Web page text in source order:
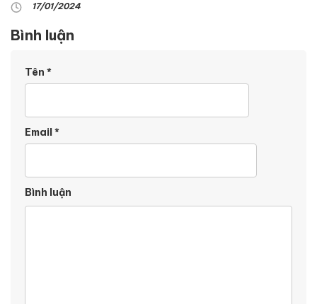
17/01/2024
Bình luận
Tên *
Email*
Bình luận